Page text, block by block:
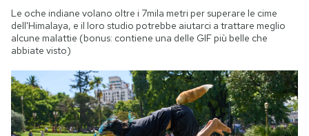
Hai bisogno di aiuto?
Esci
Le oche indiane volano oltre i 7mila metri per superare le cime
dell'Himalaya, e il loro studio potrebbe aiutarci a trattare meglio
alcune malattie (bonus: contiene una delle GIF più belle che
abbiate visto)